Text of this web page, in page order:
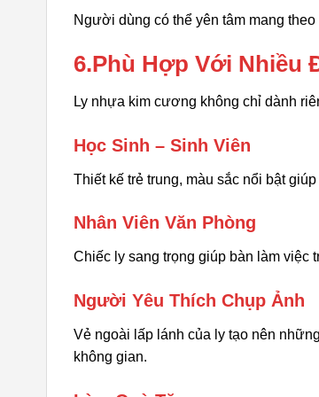
Người dùng có thể yên tâm mang
6.Phù Hợp Với Nhiều
Ly nhựa kim cương không chỉ dành
Học Sinh – Sinh Viên
Thiết kế trẻ trung, màu sắc nổi bật
Nhân Viên Văn Phòng
Chiếc ly sang trọng giúp bàn làm việc
Người Yêu Thích Chụp Ảnh
Vẻ ngoài lấp lánh của ly tạo nên
không gian.